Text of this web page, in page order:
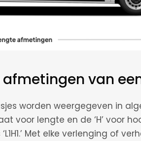
van
worden weergegeven in
voor lengte en de ‘H’ voor
Met elke verlenging of